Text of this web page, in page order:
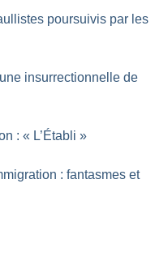
poursuivis par les
insurrectionnelle de
: « L’Établi »
: fantasmes et